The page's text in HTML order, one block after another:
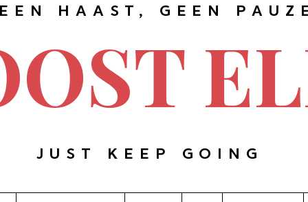
HAAST, GEEN
JUST KEEP GOING